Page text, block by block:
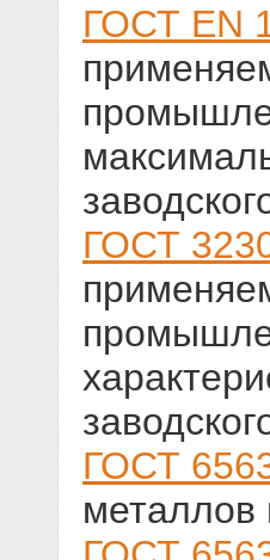
ГОСТ EN
ГОСТ
ГОСТ
металлов